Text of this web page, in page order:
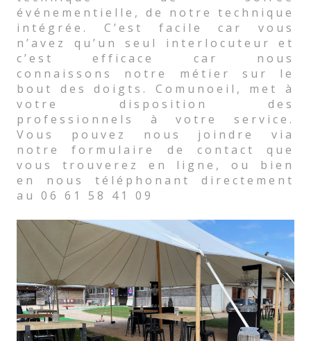
événementielle, de notre technique
intégrée. C’est facile car vous
n’avez qu’un seul interlocuteur et
c’est efficace car nous
connaissons notre métier sur le
bout des doigts. Comunoeil, met à
votre disposition des
professionnels à votre service.
Vous pouvez nous joindre via
notre formulaire de contact que
vous trouverez en ligne, ou bien
en nous téléphonant directement
au 06 61 58 41 09